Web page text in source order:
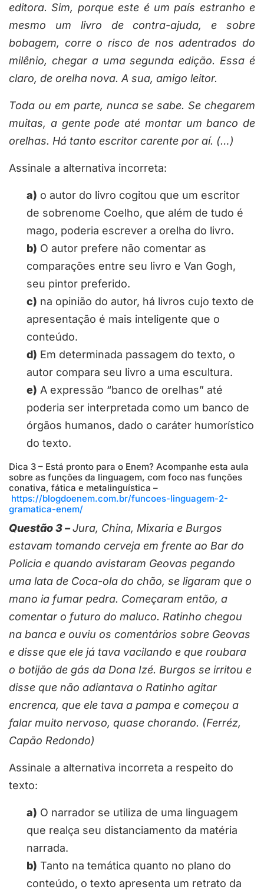
editora. Sim, porque este é um país estranho e
mesmo um livro de contra-ajuda, e sobre
bobagem, corre o risco de nos adentrados do
milênio, chegar a uma segunda edição. Essa é
claro, de orelha nova. A sua, amigo leitor.
Toda ou em parte, nunca se sabe. Se chegarem
muitas, a gente pode até montar um banco de
orelhas. Há tanto escritor carente por aí. (…)
Assinale a alternativa incorreta:
a) o autor do livro cogitou que um escritor
de sobrenome Coelho, que além de tudo é
mago, poderia escrever a orelha do livro.
b) O autor prefere não comentar as
comparações entre seu livro e Van Gogh,
seu pintor preferido.
c) na opinião do autor, há livros cujo texto de
apresentação é mais inteligente que o
conteúdo.
d) Em determinada passagem do texto, o
autor compara seu livro a uma escultura.
e) A expressão “banco de orelhas” até
poderia ser interpretada como um banco de
órgãos humanos, dado o caráter humorístico
do texto.
Dica 3 – Está pronto para o Enem? Acompanhe esta aula
sobre as funções da linguagem, com foco nas funções
conativa, fática e metalinguística –
https://blogdoenem.com.br/funcoes-linguagem-2-
gramatica-enem/
Questão 3 –Jura, China, Mixaria e Burgos
estavam tomando cerveja em frente ao Bar do
Policia e quando avistaram Geovas pegando
uma lata de Coca-ola do chão, se ligaram que o
mano ia fumar pedra. Começaram então, a
comentar o futuro do maluco. Ratinho chegou
na banca e ouviu os comentários sobre Geovas
e disse que ele já tava vacilando e que roubara
o botijão de gás da Dona Izé. Burgos se irritou e
disse que não adiantava o Ratinho agitar
encrenca, que ele tava a pampa e começou a
falar muito nervoso, quase chorando. (Ferréz,
Capão Redondo)
Assinale a alternativa incorreta a respeito do
texto:
a) O narrador se utiliza de uma linguagem
que realça seu distanciamento da matéria
narrada.
b) Tanto na temática quanto no plano do
conteúdo, o texto apresenta um retrato da